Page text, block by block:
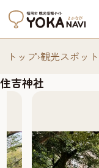
トップ›観光スポット
住吉神社